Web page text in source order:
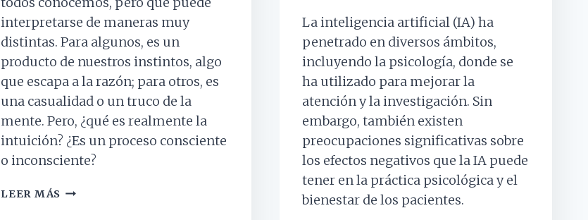
interpretarse de maneras muy
distintas. Para algunos, es un
producto de nuestros instintos, algo
que escapa a la razón; para otros, es
una casualidad o un truco de la
mente. Pero, ¿qué es realmente la
intuición? ¿Es un proceso consciente
o inconsciente?
LEER MÁS INTUICIÓN:
La inteligencia artificial (IA) ha
penetrado en diversos ámbitos,
incluyendo la psicología, donde se
ha utilizado para mejorar la
atención y la investigación. Sin
embargo, también existen
preocupaciones significativas sobre
los efectos negativos que la IA puede
tener en la práctica psicológica y el
bienestar de los pacientes.